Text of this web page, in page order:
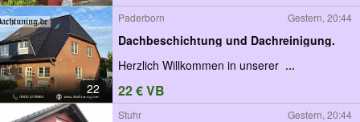
22
Paderborn Gestern, 20:44
Dachbeschichtung und Dachreinigung.
Herzlich Willkommen in unserer ...
22 € VB
Stuhr Gestern, 20:44